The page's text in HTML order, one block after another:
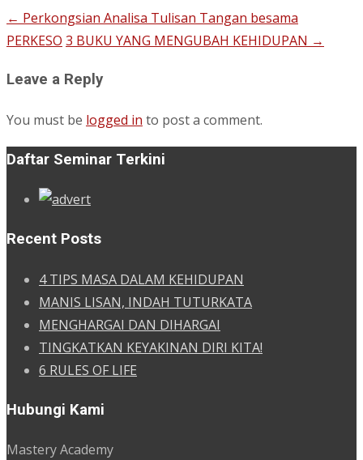
← Perkongsian Analisa Tulisan Tangan besama
PERKESO 3 BUKU YANG MENGUBAH KEHIDUPAN →
Leave a Reply
You must be logged in to post a comment.
Daftar Seminar Terkini
Recent Posts
4 TIPS MASA DALAM KEHIDUPAN
MANIS LISAN, INDAH TUTURKATA
MENGHARGAI DAN DIHARGAI
TINGKATKAN KEYAKINAN DIRI KITA!
6 RULES OF LIFE
Hubungi Kami
Mastery Academy